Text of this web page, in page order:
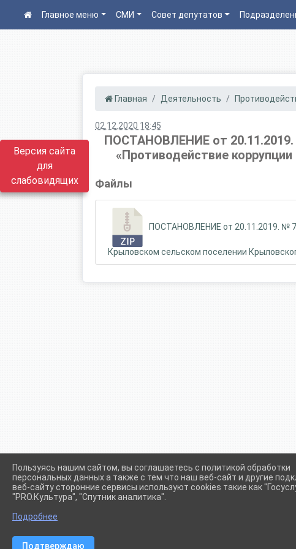
Версия сайта
для
слабовидящих
Главное меню СМИ Совет депутатов
Главная Деятельность
02.12.2020 18:45
ПОСТАНОВЛЕНИЕ от
«Противодействие
Файлы
ПОСТАНОВЛЕНИЕ от 20.11.2019. №
Крыловском сельском поселении
Сетевое издание (сайт) "Администрации Крыловского
Пользуясь нашим сайтом, вы соглашаетесь с политикой обработки
персональных данных а также с тем что наш веб-сайт и другие
веб-сайту сторонние сервисы используют cookies такие как
"PRO.Культура", "Спутник аналитика".
Подробнее
Подтверждаю